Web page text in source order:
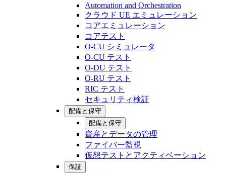
Automation and Orchestration
クラウド UE エミュレーション
コアエミュレーション
コアテスト
O-CU シミュレータ
O-CU テスト
O-DU テスト
O-RU テスト
RIC テスト
セキュリティ検証
配備と保守
配備と保守
資産とデータの管理
ファイバー監視
仮想テストとアクティベーション
保証